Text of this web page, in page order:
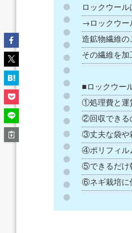
ロックウー
→ロックウー
造鉱物繊維の
その繊維を加
■ロックウー
①処理費と運
②回収できる
③丈夫な袋や
④ポリフィル
⑤できるだけ
⑥ネギ栽培に